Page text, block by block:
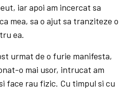
iar apoi am incercat sa
mea, sa o ajut sa tranziteze o
ea.
urmat de o furie manifesta,
o mai usor, intrucat am
face rau fizic. Cu timpul si cu